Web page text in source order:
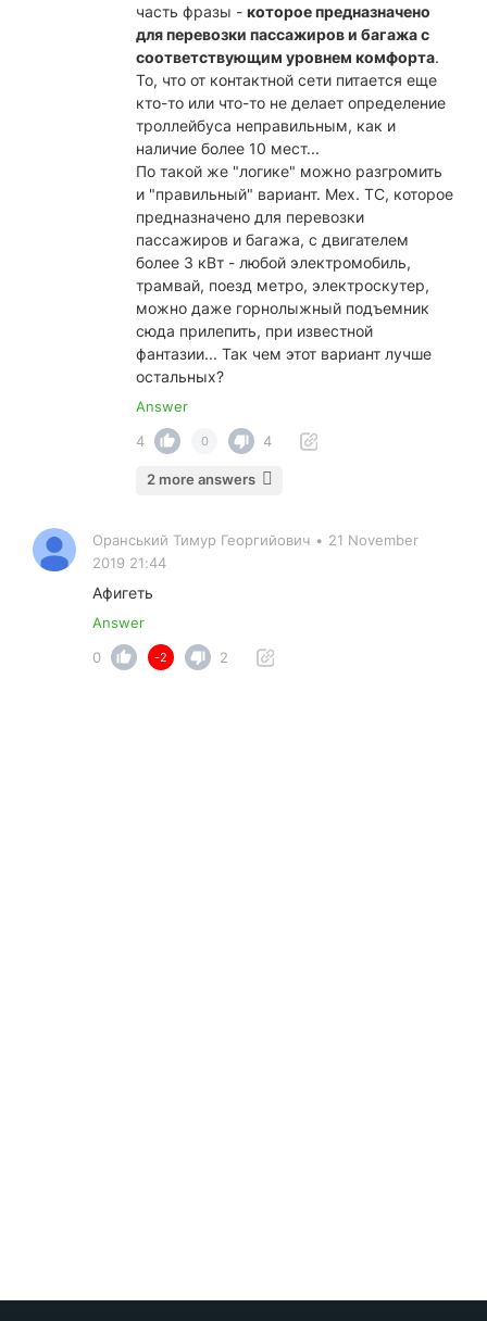
часть фразы - которое предназначено
для перевозки пассажиров и багажа с
соответствующим уровнем комфорта.
То, что от контактной сети питается еще
кто-то или что-то не делает определение
троллейбуса неправильным, как и
наличие более 10 мест...
По такой же "логике" можно разгромить
и "правильный" вариант. Мех. ТС, которое
предназначено для перевозки
пассажиров и багажа, с двигателем
более 3 кВт - любой электромобиль,
трамвай, поезд метро, электроскутер,
можно даже горнолыжный подъемник
сюда прилепить, при известной
фантазии... Так чем этот вариант лучше
остальных?
Answer
4
0 4
2 more answers
Оранський Тимур Георгийович • 21 November
2019 21:44
Афигеть
Answer
0
-2 2